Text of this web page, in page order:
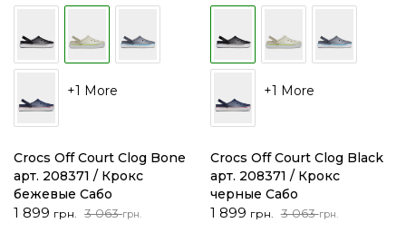
+1 More
Crocs Off Court Clog Bone
арт. 208371 / Крокс
бежевые Сабо
3 063грн.
Первоначальная
1 899 грн.
Текущая
+1 More
Crocs Off Court Clog Black
арт. 208371 / Крокс
черные Сабо
3 063грн.
Первоначальная
1 899 грн.
Текущая